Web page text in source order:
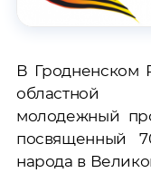
В Гродненском
областной
молодежный
посвященный
народа в